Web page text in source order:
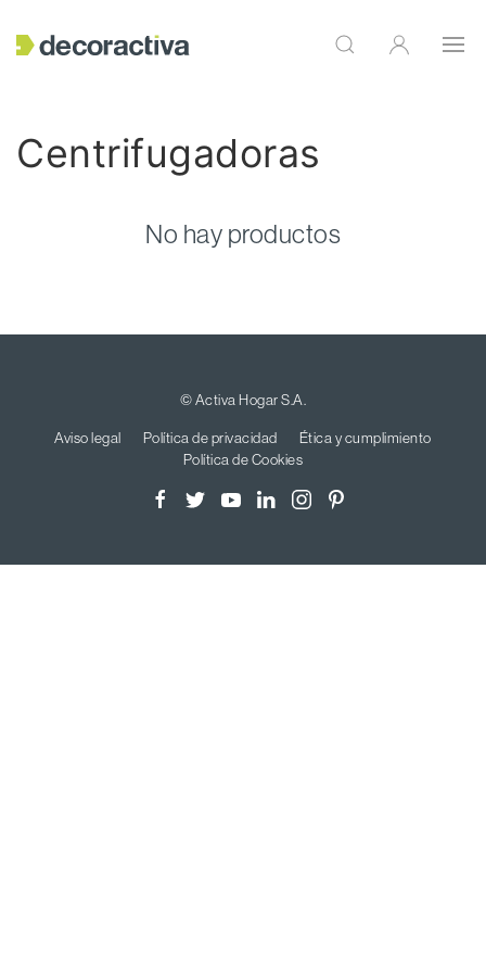
Centrifugadoras
No hay productos
© Activa Hogar S.A.
Aviso legal
Política de privacidad
Ética y cumplimiento
Política de Cookies